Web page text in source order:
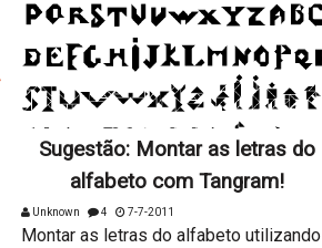
Sugestão: Montar as letras do
alfabeto com Tangram!
Unknown 4 7-7-2011
Montar as letras do alfabeto utilizando